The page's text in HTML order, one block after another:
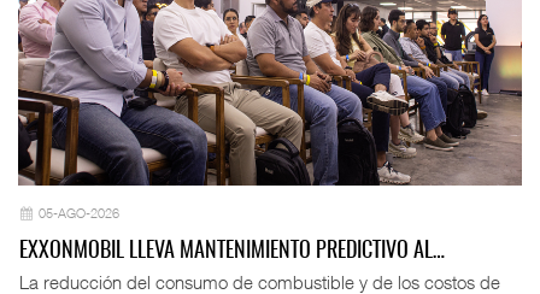
05-AGO-2026
EXXONMOBIL LLEVA MANTENIMIENTO PREDICTIVO AL…
La reducción del consumo de combustible y de los costos de